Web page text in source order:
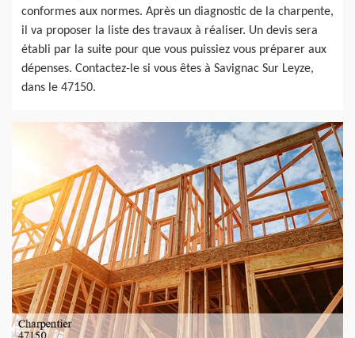
conformes aux normes. Après un diagnostic de la charpente,
il va proposer la liste des travaux à réaliser. Un devis sera
établi par la suite pour que vous puissiez vous préparer aux
dépenses. Contactez-le si vous êtes à Savignac Sur Leyze,
dans le 47150.